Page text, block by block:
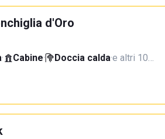
d'Oro
· Cabine· Doccia calda·e altri 10…